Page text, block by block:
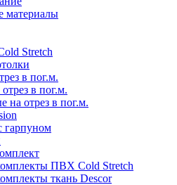
материалы
Stretch
в пог.м.
в пог.м.
на отрез в пог.м.
гарпуном
ПВХ Cold Stretch
ткань Descor